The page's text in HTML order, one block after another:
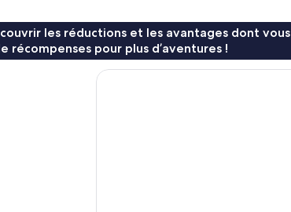
les réductions et les avantages dont vous
récompenses pour plus d’aventures !